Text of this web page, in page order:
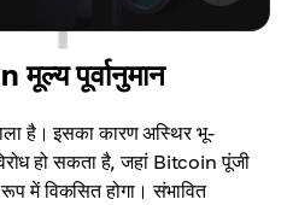
पूर्वानुमान
है। इसका कारण अस्थिर भू-
हो सकता है, जहां Bitcoin पूंजी
में विकसित होगा। संभावित